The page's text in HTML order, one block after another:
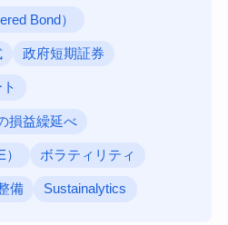
Bond）
政府短期証券
損益繰延べ
ボラティリティ
備 Sustainalytics